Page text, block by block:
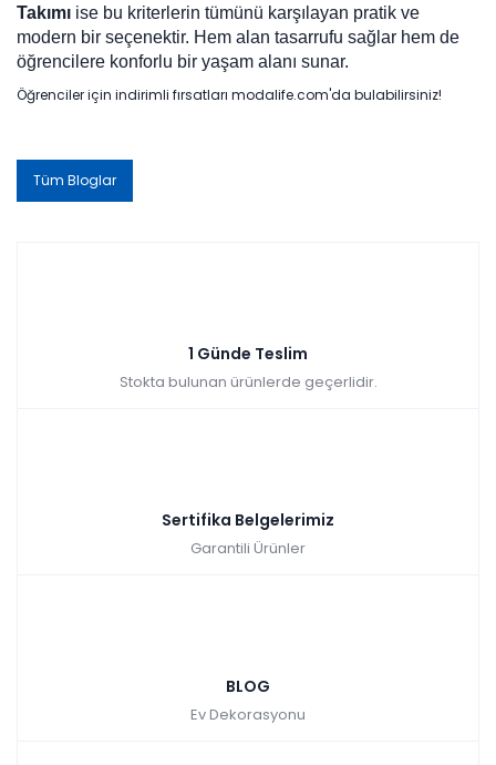
Takımı ise bu kriterlerin tümünü karşılayan pratik ve
modern bir seçenektir. Hem alan tasarrufu sağlar hem de
öğrencilere konforlu bir yaşam alanı sunar.
Öğrenciler için indirimli fırsatları modalife.com'da bulabilirsiniz!
Tüm Bloglar
1 Günde Teslim
Stokta bulunan ürünlerde geçerlidir.
Sertifika Belgelerimiz
Garantili Ürünler
BLOG
Ev Dekorasyonu